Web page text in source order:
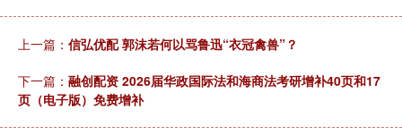
上一篇： 信弘优配 郭沫若何以骂鲁迅“衣冠禽兽”？
下一篇： 融创配资 2026届华政国际法和海商法考研增补40页和17
页（电子版）免费增补